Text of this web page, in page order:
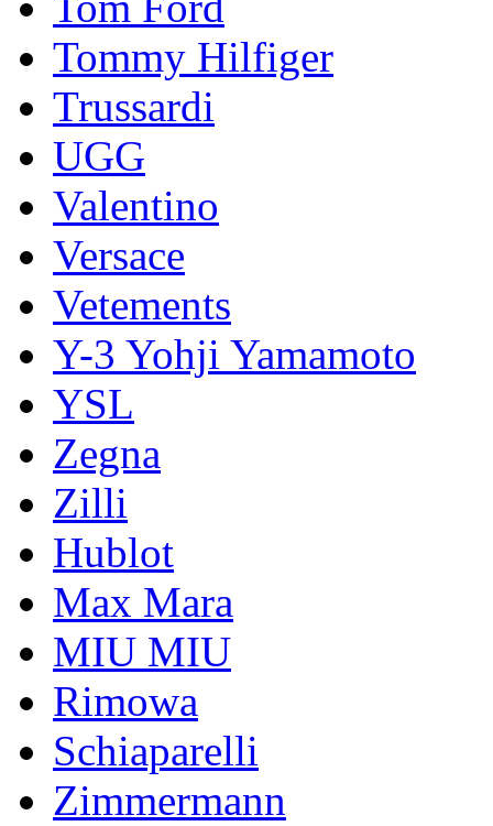
Tommy Hilfiger
Trussardi
UGG
Valentino
Versace
Vetements
Y-3 Yohji Yamamoto
YSL
Zegna
Zilli
Hublot
Max Mara
MIU MIU
Rimowa
Schiaparelli
Zimmermann